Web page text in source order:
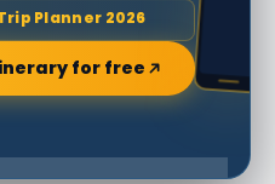
Planner 2026
for free